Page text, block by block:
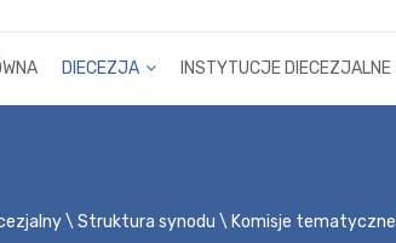
DIECEZJA INSTYTUCJE DIECEZJALNE
Struktura synodu Komisje tematyczne